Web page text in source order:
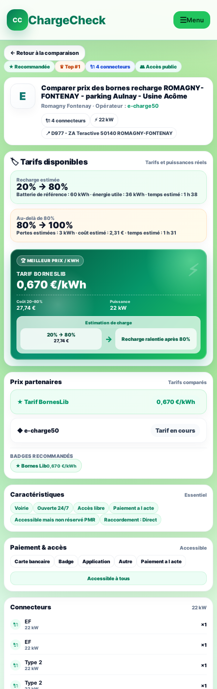
CC ChargeCheck ☰Menu
← Retour à la comparaison
★ Recommandée ♛ Top #1 🔌 4 connecteurs 👥 Accès public
E
Comparer prix des bornes recharge ROMAGNY-
FONTENAY - parking Aulnay - Usine Acôme
Romagny Fontenay · Opérateur : e-charge50
🔌 4 connecteurs ⚡ 22 kW
📍 D977 - ZA Teractive 50140 ROMAGNY-FONTENAY
🏷️ Tarifs disponibles Tarifs et puissances réels
Recharge estimée
20% → 80%
Batterie de référence : 60 kWh · énergie utile : 36 kWh · temps estimé : 1 h 38
Au-delà de 80%
80% → 100%
Pertes estimées : 3 kWh · coût estimé : 2,31 € · temps estimé : 1 h 31
🏆 MEILLEUR PRIX / KWH
TARIF BORNESLIB
0,670 €/kWh
Coût 20–80%
27,74 €
Puissance
22 kW
Estimation de charge
20% → 80%
27,74 € → Recharge ralentie après 80%
Prix partenaires Tarifs comparés
★ Tarif BornesLib 0,670 €/kWh
◆ e-charge50 Tarif en cours
BADGES RECOMMANDÉS
★ Bornes Lib0,670 €/kWh
Caractéristiques Essentiel
Voirie Ouverte 24/7 Accès libre
Paiement a l acte
Accessible mais non réservé PMR
Raccordement : Direct
Connecteurs 22 kW
🔌 EF
22 kW
×1
🔌 EF
22 kW
×1
🔌 Type 2
22 kW
×1
🔌 Type 2 ×1
Paiement & accès Accessible
Carte bancaire Badge Application Autre Paiement a l acte
Accessible à tous